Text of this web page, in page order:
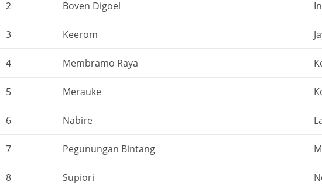
2 Boven Digoel
3 Keerom
4 Membramo Raya
5 Merauke
6 Nabire
7 Pegunungan Bintang
8 Supiori